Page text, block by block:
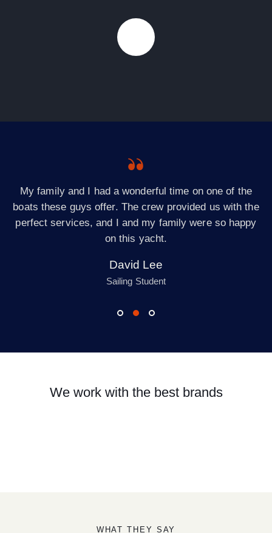
time on one of the
crew provided us with the
family were so happy
From the very start to
amazing experience.
wonderful holiday, guys! I
We work with the best brands
WHAT THEY SAY